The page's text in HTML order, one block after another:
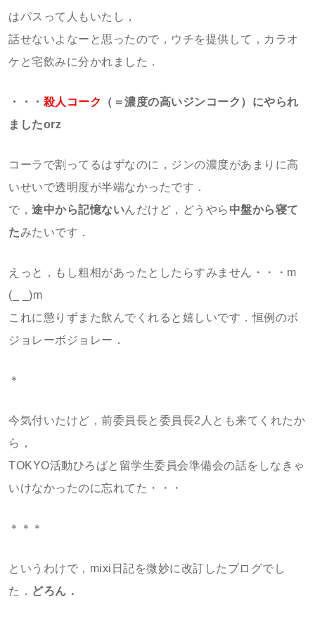
はパスって人もいたし，
話せないよなーと思ったので，ウチを提供して，カラオ
ケと宅飲みに分かれました．
・・・ 殺人コーク
（＝濃度の高いジンコーク）にやられ
ましたorz
コーラで割ってるはずなのに，ジンの濃度があまりに高
いせいで透明度が半端なかったです．
で， 途中から記憶ないんだけど，どうやら 中盤から寝て
たみたいです．
えっと，もし粗相があったとしたらすみません・・・m
(_ _)m
これに懲りずまた飲んでくれると嬉しいです．恒例のボ
ジョレーボジョレー．
＊
今気付いたけど，前委員長と委員長2人とも来てくれたか
ら，
TOKYO活動ひろばと留学生委員会準備会の話をしなきゃ
いけなかったのに忘れてた・・・
＊＊＊
というわけで，mixi日記を微妙に改訂したブログでし
た． どろん．